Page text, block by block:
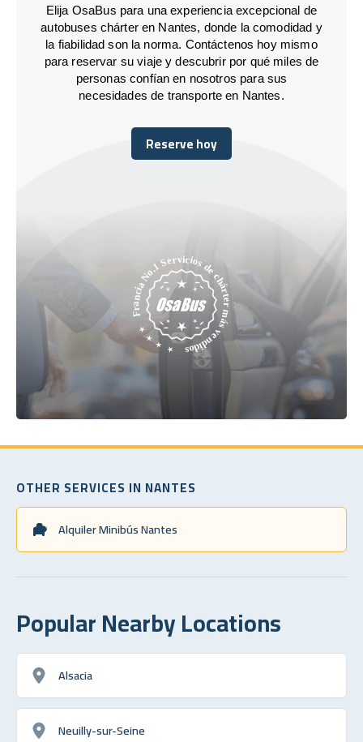
Elija OsaBus para una experiencia excepcional de
autobuses chárter en Nantes, donde la comodidad y
la fiabilidad son la norma. Contáctenos hoy mismo
para reservar su viaje y descubrir por qué miles de
personas confían en nosotros para sus
necesidades de transporte en Nantes.
Reserve hoy
Reserve hoy
OTHER SERVICES IN NANTES
Alquiler Minibús Nantes
Popular Nearby Locations
Alsacia
Neuilly-sur-Seine